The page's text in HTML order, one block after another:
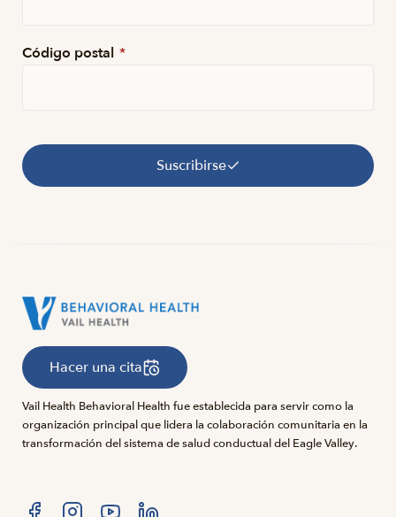
Código postal *
Suscribirse
Hacer una cita
Vail Health Behavioral Health fue establecida para servir como la
organización principal que lidera la colaboración comunitaria en la
transformación del sistema de salud conductual del Eagle Valley.